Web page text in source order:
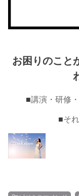
お困りのこと
■講演・研修
■そ